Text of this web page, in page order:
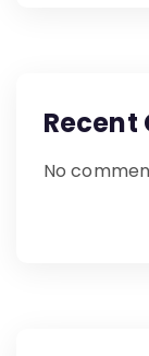
Recent
No